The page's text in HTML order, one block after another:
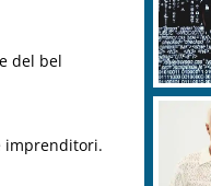
del bel
imprenditori.